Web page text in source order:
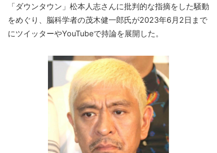
「ダウンタウン」松本人志さんに批判的な指摘をした騒動
をめぐり、脳科学者の茂木健一郎氏が2023年6月2日まで
にツイッターやYouTubeで持論を展開した。